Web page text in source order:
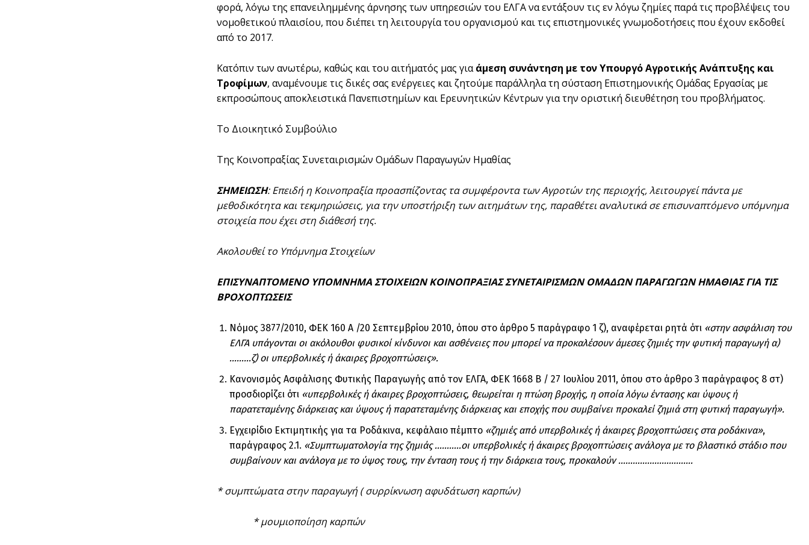
φορά, λόγω της επανειλημμένης άρνησης των υπηρεσιών του ΕΛΓΑ να εντάξουν τις εν λόγω ζημίες παρά τις προβλέψεις του
νομοθετικού πλαισίου, που διέπει τη λειτουργία του οργανισμού και τις επιστημονικές γνωμοδοτήσεις που έχουν εκδοθεί
από το 2017.
Κατόπιν των ανωτέρω, καθώς και του αιτήματός μας γιαάμεση συνάντηση με τον ΥπουργόΑγροτικής Ανάπτυξης και
Τροφίμων, αναμένουμε τις δικές σας ενέργειες και ζητούμε παράλληλα τη σύσταση Επιστημονικής Ομάδας Εργασίας με
εκπροσώπους αποκλειστικά Πανεπιστημίων και Ερευνητικών Κέντρων για την οριστική διευθέτηση του προβλήματος.
Το Διοικητικό Συμβούλιο
Της Κοινοπραξίας Συνεταιρισμών Ομάδων Παραγωγών Ημαθίας
ΣΗΜΕΙΩΣΗ: Επειδή η Κοινοπραξία προασπίζοντας τα συμφέροντα των Αγροτών της περιοχής, λειτουργεί πάντα με
μεθοδικότητα και τεκμηριώσεις, για την υποστήριξη των αιτημάτων της, παραθέτει αναλυτικά σε επισυναπτόμενο υπόμνημα
στοιχεία που έχει στη διάθεσή της.
Ακολουθεί το Υπόμνημα Στοιχείων
ΕΠΙΣΥΝΑΠΤΟΜΕΝΟ ΥΠΟΜΝΗΜΑ ΣΤΟΙΧΕΙΩΝ ΚΟΙΝΟΠΡΑΞΙΑΣ ΣΥΝΕΤΑΙΡΙΣΜΩΝ ΟΜΑΔΩΝ ΠΑΡΑΓΩΓΩΝ ΗΜΑΘΙΑΣ ΓΙΑ ΤΙΣ
ΒΡΟΧΟΠΤΩΣΕΙΣ
Νόμος 3877/2010, ΦΕΚ 160 Α /20 Σεπτεμβρίου 2010, όπου στο άρθρο 5 παράγραφο 1 ζ), αναφέρεται ρητά ότι «στην ασφάλιση του
ΕΛΓΑ υπάγονται οι ακόλουθοι φυσικοί κίνδυνοι και ασθένειες που μπορεί να προκαλέσουν άμεσες ζημιές την φυτική παραγωγή α)
………ζ) οι υπερβολικές ή άκαιρες βροχοπτώσεις».
Κανονισμός Ασφάλισης Φυτικής Παραγωγής από τον ΕΛΓΑ, ΦΕΚ 1668 Β / 27 Ιουλίου 2011, όπου στο άρθρο 3 παράγραφος 8 στ)
προσδιορίζει ότι «υπερβολικές ή άκαιρες βροχοπτώσεις, θεωρείται η πτώση βροχής, η οποία λόγω έντασης και ύψους ή
παρατεταμένης διάρκειας και ύψους ή παρατεταμένης διάρκειας και εποχής που συμβαίνει προκαλεί ζημιά στη φυτική παραγωγή».
Εγχειρίδιο Εκτιμητικής για τα Ροδάκινα, κεφάλαιο πέμπτο «ζημιές από υπερβολικές ή άκαιρες βροχοπτώσεις στα ροδάκινα»,
παράγραφος 2.1. «Συμπτωματολογία της ζημιάς ………..οι υπερβολικές ή άκαιρες βροχοπτώσεις ανάλογα με το βλαστικό στάδιο που
συμβαίνουν και ανάλογα με το ύψος τους, την ένταση τους ή την διάρκεια τους, προκαλούν ………………………….
* συμπτώματα στην παραγωγή ( συρρίκνωση αφυδάτωση καρπών)
* μουμιοποίηση καρπών